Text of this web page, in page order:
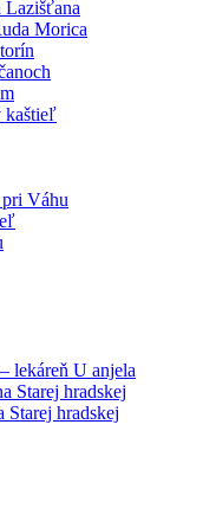
Lazišťana
Morica
kaštieľ
Váhu
lekáreň U anjela
Starej hradskej
Starej hradskej